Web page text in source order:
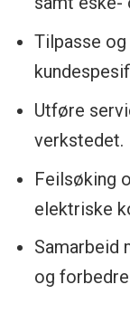
som er
behov.
optimal
forbedre
de beste
Norsecraft
Indutrade
Tilpasse
Utføre
verkstedet.
Feilsøking
elektriske
Samarbeid
og